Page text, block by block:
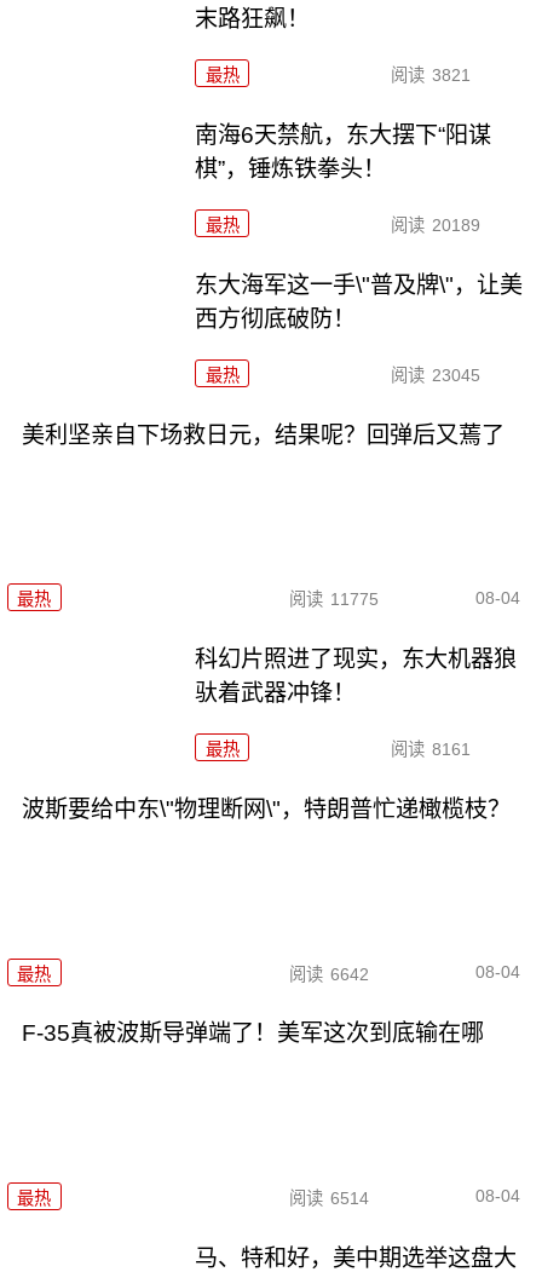
末路狂飙！
最热 阅读 3821
南海6天禁航，东大摆下“阳谋
棋”，锤炼铁拳头！
最热 阅读 20189
东大海军这一手\"普及牌\"，让美
西方彻底破防！
最热 阅读 23045
美利坚亲自下场救日元，结果呢？回弹后又蔫了
最热 阅读 11775 08-04
科幻片照进了现实，东大机器狼
驮着武器冲锋！
最热 阅读 8161
波斯要给中东\"物理断网\"，特朗普忙递橄榄枝？
最热 阅读 6642 08-04
F-35真被波斯导弹端了！美军这次到底输在哪
最热 阅读 6514 08-04
马、特和好，美中期选举这盘大